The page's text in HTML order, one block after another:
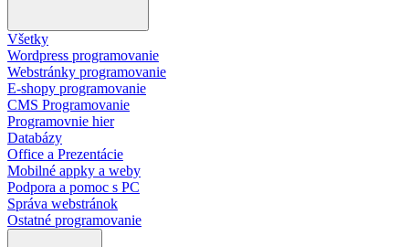
Všetky
Wordpress programovanie
Webstránky programovanie
E-shopy programovanie
CMS Programovanie
Programovnie hier
Databázy
Office a Prezentácie
Mobilné appky a weby
Podpora a pomoc s PC
Správa webstránok
Ostatné programovanie